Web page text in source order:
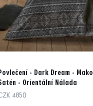
Povlečení - Dark Dream - Mako
- Orientální Nálada
4850